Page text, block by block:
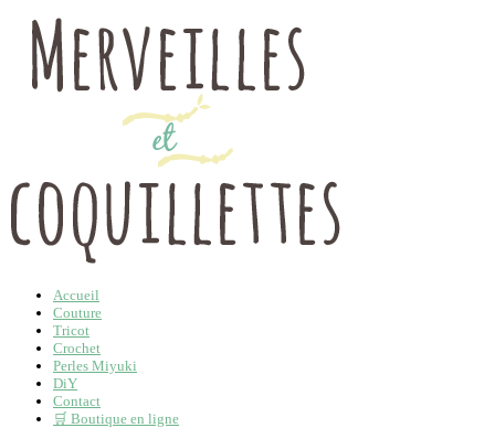
Accueil
Couture
Tricot
Crochet
Perles Miyuki
DiY
Contact
🛒 Boutique en ligne